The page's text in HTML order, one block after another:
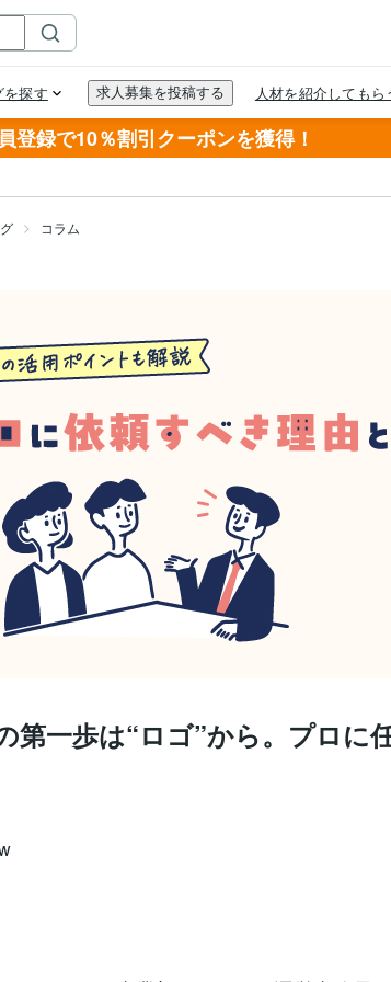
登録で10％割引クーポンを獲得！
コラム
第一歩は“ロゴ”から。プロに